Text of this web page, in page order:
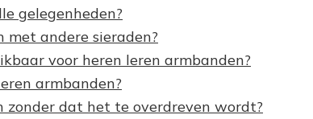
gelegenheden?
met andere sieraden?
voor heren leren armbanden?
armbanden?
zonder dat het te overdreven wordt?